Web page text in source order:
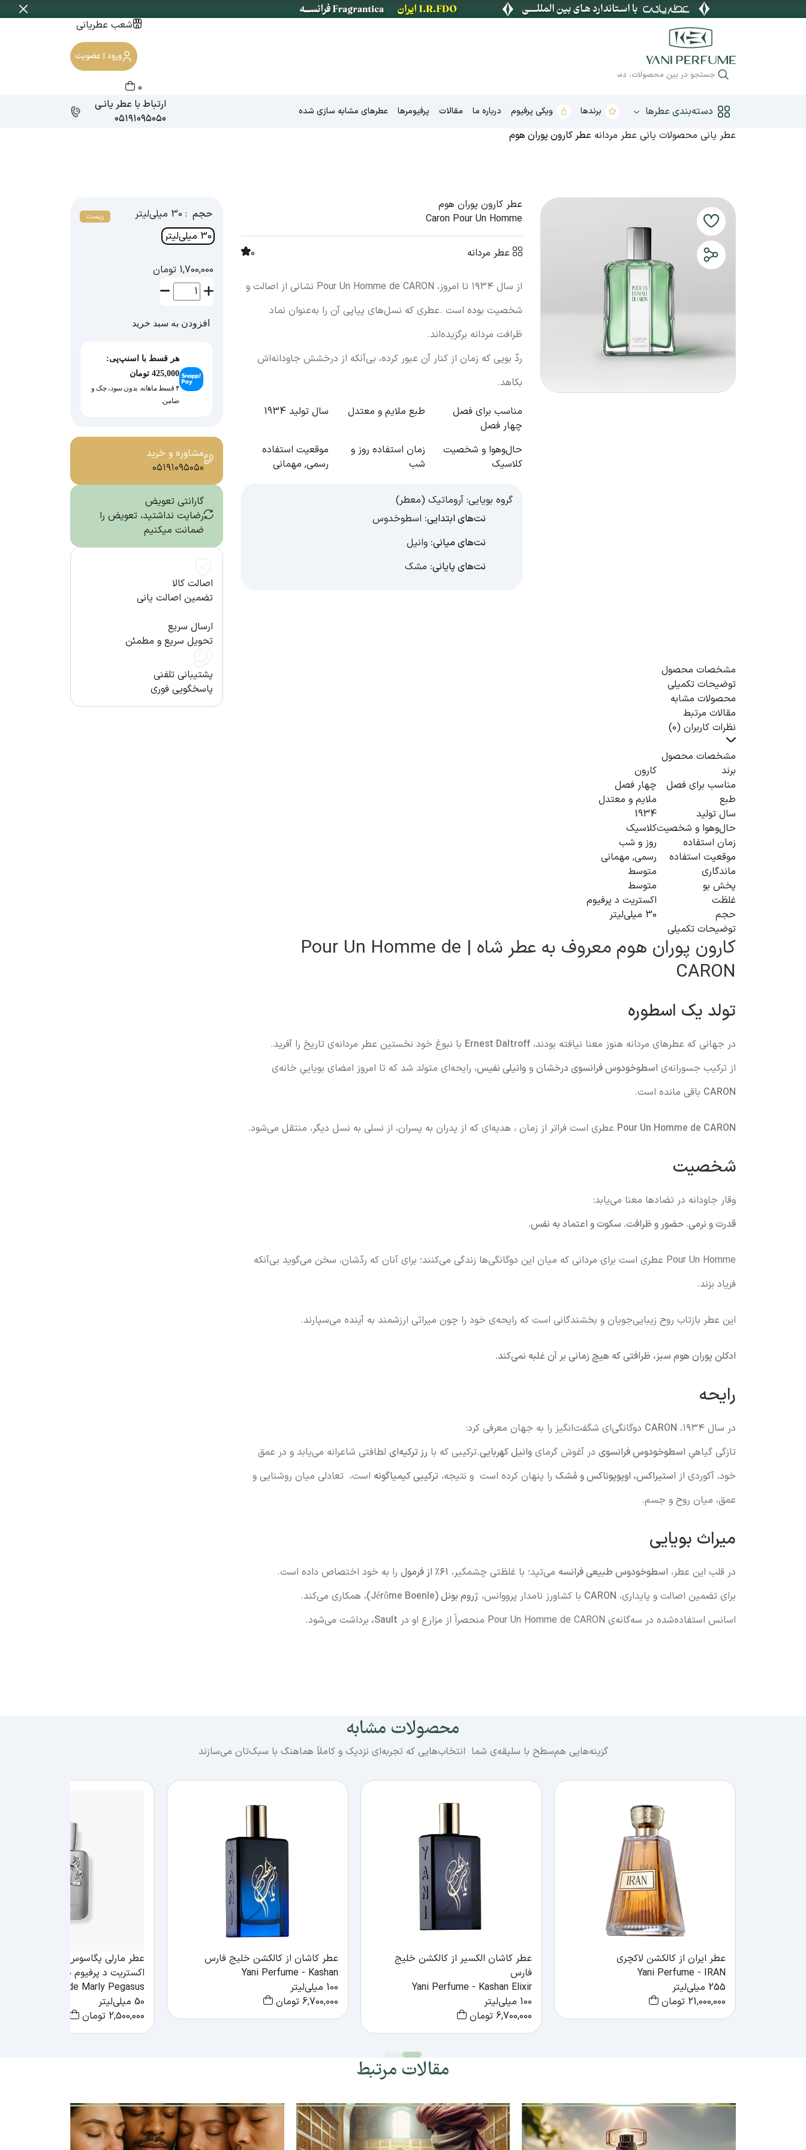
شعب عطریانی
ورود | عضویت
0
دسته‌بندی عطرها
عطر زنانه
عطر مردانه
عطر یونیسکس
عطر بچگانه
عطر بهار
کالکشن نیش
برندها ویکی پرفیوم درباره ما مقالات پرفیومرها عطرهای مشابه سازی شده
ارتباط با عطر یانـی
۰۵۱۹۱۰۹۵۰۵۰
عطر یانی محصولات یانی عطر مردانه عطر کارون پوران هوم
عطر کارون پوران هوم
Caron Pour Un Homme
عطر مردانه 0
از سال ۱۹۳۴ تا امروز، Pour Un Homme de CARON نشانی از اصالت و
شخصیت بوده است .عطری که نسل‌های پیاپی آن را به‌عنوان نماد
ظرافت مردانه برگزیده‌اند.
ردّ بویی که زمان از کنار آن عبور کرده، بی‌آنکه از درخشش جاودانه‌اش
بکاهد.
مناسب برای فصل
چهار فصل
طبع ملایم و معتدل سال تولید 1934
حال‌و‌هوا و شخصیت
کلاسیک
زمان استفاده روز و
شب
موقعیت استفاده
رسمی, مهمانی
گروه بویایی: آروماتیک (معطر)
نت‌های ابتدایی: اسطوخدوس
نت‌های میانی: وانیل
نت‌های پایانی: مشک
مشخصات محصول
توضیحات تکمیلی
محصولات مشابه
مقالات مرتبط
نظرات کاربران (0)
مشخصات محصول
برند
کارون
مناسب برای فصل
چهار فصل
طبع
ملایم و معتدل
سال تولید
1934
حال‌و‌هوا و شخصیتکلاسیک
زمان استفاده
روز و شب
موقعیت استفاده
رسمی, مهمانی
ماندگاری
متوسط
پخش بو
متوسط
غلظت
اکستریت د پرفیوم
حجم
30 میلی‌لیتر
توضیحات تکمیلی
کارون پوران هوم معروف به عطر شاه | Pour Un Homme de
CARON
تولد یک اسطوره
در جهانی که عطرهای مردانه هنوز معنا نیافته بودند، Ernest Daltroff با نبوغ خود نخستین عطر مردانه‌ی تاریخ را آفرید.
از ترکیب جسورانه‌ی اسطوخودوس فرانسوی درخشان و وانیلی نفیس، رایحه‌ای متولد شد که تا امروز امضای بویاییِ خانه‌ی
CARON باقی مانده است.
Pour Un Homme de CARON عطری است فراتر از زمان ، هدیه‌ای که از پدران به پسران، از نسلی به نسل دیگر، منتقل می‌شود.
شخصیت
وقار جاودانه در تضادها معنا می‌یابد:
قدرت و نرمی. حضور و ظرافت. سکوت و اعتماد به نفس.
Pour Un Homme عطری است برای مردانی که میان این دوگانگی‌ها زندگی می‌کنند؛ برای آنان که ردّشان، سخن می‌گوید بی‌آنکه
فریاد بزند.
این عطر بازتاب روح زیبایی‌جویان و بخشندگانی است که رایحه‌ی خود را چون میراثی ارزشمند به آینده می‌سپارند.
ادکلن پوران هوم سبز، ظرافتی که هیچ زمانی بر آن غلبه نمی‌کند.
رایحه
در سال ۱۹۳۴، CARON دوگانگی‌ای شگفت‌انگیز را به جهان معرفی کرد:
تازگی گیاهیِ اسطوخودوس فرانسوی در آغوش گرمای وانیل کهربایی.ترکیبی که با رز ترکیه‌ای لطافتی شاعرانه می‌یابد و در عمق
خود، آکوردی از استیراکس، اوپوپوناکس و مُشک را پنهان کرده است و نتیجه، ترکیبی کیمیاگونه است، تعادلی میان روشنایی و
عمق، میان روح و جسم.
میراث بویایی
در قلب این عطر، اسطوخودوس طبیعی فرانسه می‌تپد؛ با غلظتی چشمگیر، ۶۱٪ از فرمول
را به خود اختصاص داده است.
برای تضمین اصالت و پایداری، CARON با کشاورز نامدار پرووانس، ژروم بونل (Jérôme Boenle)
، همکاری می‌کند.
اسانس استفاده‌شده در سه‌گانه‌ی Pour Un Homme de CARON منحصراً از مزارع او در
Sault، برداشت می‌شود.
حجم : 30 میلی‌لیتر
30 میلی‌لیتر
ریست
1,700,000 تومان
افزودن به سبد خرید
هر قسط با اسنپ‌پی:
425,000 تومان
۴ قسط ماهانه. بدون سود، چک و
ضامن.
مشاوره و خرید
۰۵۱۹۱۰۹۵۰۵۰
گارانتی تعویض
رضایت نداشتید، تعویض را
ضمانت میکنیم
اصالت کالا
تضمین اصالت یانی
ارسال سریع
تحویل سریع و مطمئن
پشتیبانی تلفنی
پاسخگویی فوری
محصولات مشابه
گزینه‌هایی هم‌سطح با سلیقه‌ی شما انتخاب‌هایی که تجربه‌ای نزدیک و کاملاً هماهنگ با سبک‌تان می‌سازند
عطر ایران از کالکشن لاکچری
Yani Perfume - IRAN
255 میلی‌لیتر
21,000,000 تومان
عطر کاشان الکسیر از کالکشن خلیج
فارس
Yani Perfume - Kashan Elixir
100 میلی‌لیتر
6,700,000 تومان
عطر کاشان از کالکشن خلیج فارس
Yani Perfume - Kashan
100 میلی‌لیتر
6,700,000 تومان
عطر مارلی پگاسوس مردانه عطریانی
اکستریت د پرفیوم ۵۰ میل
Parfums de Marly Pegasus
50 میلی‌لیتر
2,500,000 تومان
مقالات مرتبط